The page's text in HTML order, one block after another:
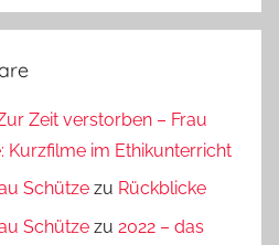
Zeit verstorben – Frau
Kurzfilme im Ethikunterricht
Schütze zu Rückblicke
Schütze zu 2022 – das